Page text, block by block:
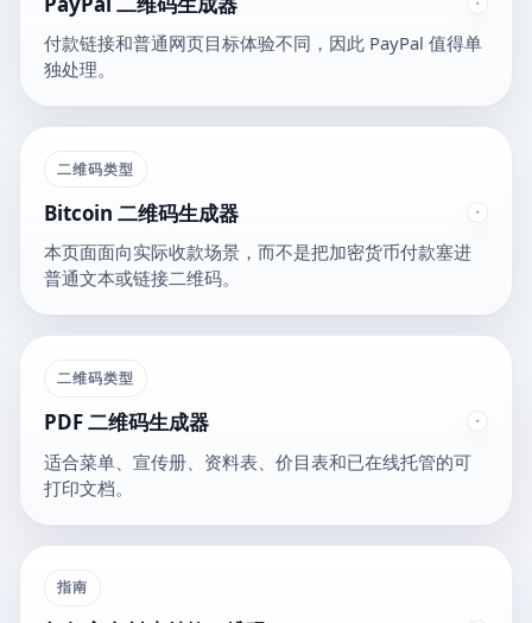
付款链接和普通网页目标体验不同，因此 PayPal 值得单
独处理。
二维码类型
Bitcoin 二维码生成器
本页面面向实际收款场景，而不是把加密货币付款塞进
普通文本或链接二维码。
二维码类型
PDF 二维码生成器
适合菜单、宣传册、资料表、价目表和已在线托管的可
打印文档。
指南